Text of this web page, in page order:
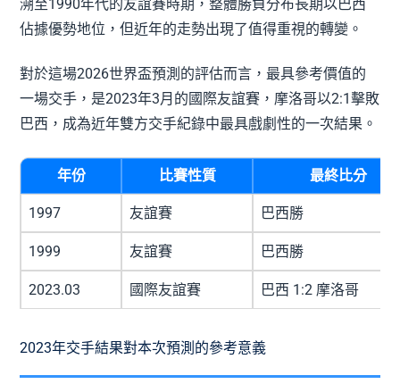
溯至1990年代的友誼賽時期，整體勝負分布長期以巴西
佔據優勢地位，但近年的走勢出現了值得重視的轉變。
對於這場2026世界盃預測的評估而言，最具參考價值的
一場交手，是2023年3月的國際友誼賽，摩洛哥以2:1擊敗
巴西，成為近年雙方交手紀錄中最具戲劇性的一次結果。
年份 比賽性質 最終比分
1997 友誼賽 巴西勝
1999 友誼賽 巴西勝
2023.03 國際友誼賽 巴西 1:2 摩洛哥
2023年交手結果對本次預測的參考意義